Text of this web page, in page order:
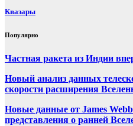
Квазары
Популярно
Частная ракета из Индии
Новый анализ данных
скорости расширения
Новые данные от James
представления о ранней